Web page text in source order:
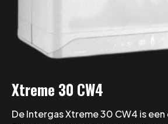
Xtreme 30 CW4
De Intergas Xtreme 30 CW4 is